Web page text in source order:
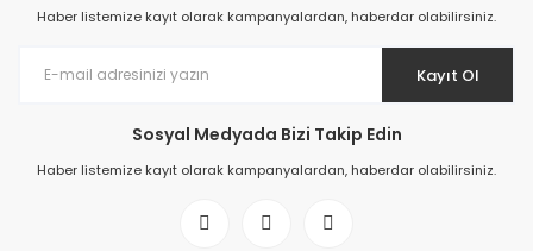
Haber listemize kayıt olarak kampanyalardan, haberdar olabilirsiniz.
Kayıt Ol
Sosyal Medyada Bizi Takip Edin
Haber listemize kayıt olarak kampanyalardan, haberdar olabilirsiniz.